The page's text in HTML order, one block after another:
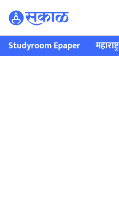
Studyroom Epaper महाराष्ट्र